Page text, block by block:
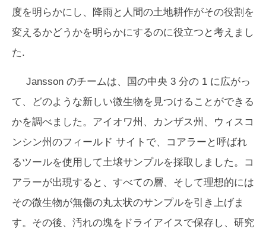
度を明らかにし、降雨と人間の土地耕作がその役割を
変えるかどうかを明らかにするのに役立つと考えまし
た.
Jansson のチームは、国の中央 3 分の 1 に広がっ
て、どのような新しい微生物を見つけることができる
かを調べました。アイオワ州、カンザス州、ウィスコ
ンシン州のフィールド サイトで、コアラーと呼ばれ
るツールを使用して土壌サンプルを採取しました。コ
アラーが出現すると、すべての層、そして理想的には
その微生物が無傷の丸太状のサンプルを引き上げま
す。その後、汚れの塊をドライアイスで保存し、研究